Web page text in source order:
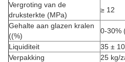
Vergroting van de
druksterkte (MPa)
≥ 12
Gehalte aan glazen kralen
((%)
0-30%
Liquiditeit
35 ± 10
Verpakking
25 kg/